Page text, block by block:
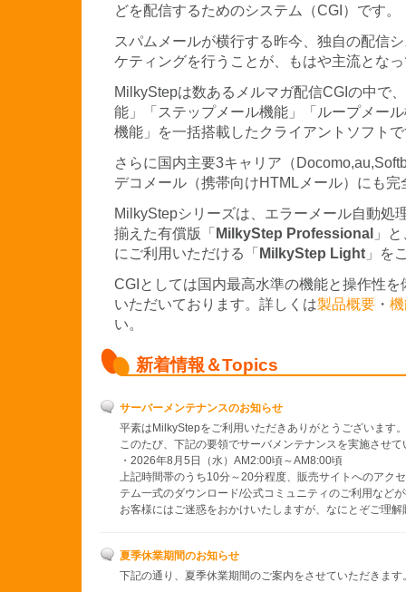
どを配信するためのシステム（CGI）です。
スパムメールが横行する昨今、独自の配信
ケティングを行うことが、もはや主流とな
MilkyStepは数あるメルマガ配信CGIの中で、
能」「ステップメール機能」「ループメー
機能」を一括搭載したクライアントソフト
さらに国内主要3キャリア（
デコメール（携帯向けHTMLメール）にも
MilkyStepシリーズは、エラーメール自動処
揃えた有償版「 MilkyStep Professional 」
にご利用いただける「 MilkyStep Light 」を
CGIとしては国内最高水準の機能と操作性
いただいております。詳しくは製品概要 ・
い。
新着情報＆Topics
サーバーメンテナンスのお知らせ
平素はMilkyStepをご利用いただきありがとうございます。
このたび、下記の要領でサーバメンテナンスを実施させ
・2026年8月5日（水）AM2:00頃～AM8:00頃
上記時間帯のうち10分～20分程度、販売サイトへのアク
テム一式のダウンロード/公式コミュニティのご利用など
お客様にはご迷惑をおかけいたしますが、なにとぞご理
夏季休業期間のお知らせ
下記の通り、夏季休業期間のご案内をさせていただきます